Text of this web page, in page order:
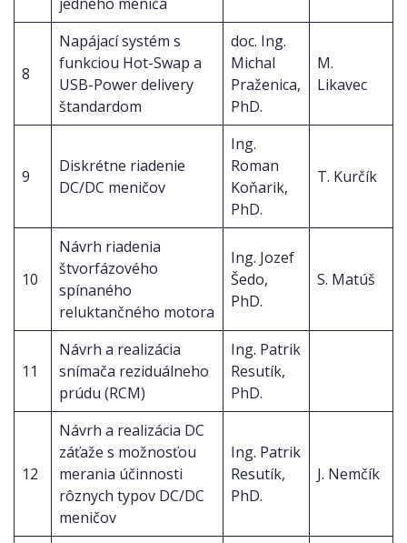
8
Napájací systém s
funkciou Hot-Swap a
USB-Power delivery
štandardom
doc. Ing.
Michal
Praženica,
PhD.
M.
Likavec
9
Diskrétne riadenie
DC/DC meničov
Ing.
Roman
Koňarik,
PhD.
T. Kurčík
10
Návrh riadenia
štvorfázového
spínaného
reluktančného motora
Ing. Jozef
Šedo,
PhD.
S. Matúš
11
Návrh a realizácia
snímača reziduálneho
prúdu (RCM)
Ing. Patrik
Resutík,
PhD.
12
Návrh a realizácia DC
záťaže s možnosťou
merania účinnosti
rôznych typov DC/DC
meničov
Ing. Patrik
Resutík,
PhD.
J. Nemčík